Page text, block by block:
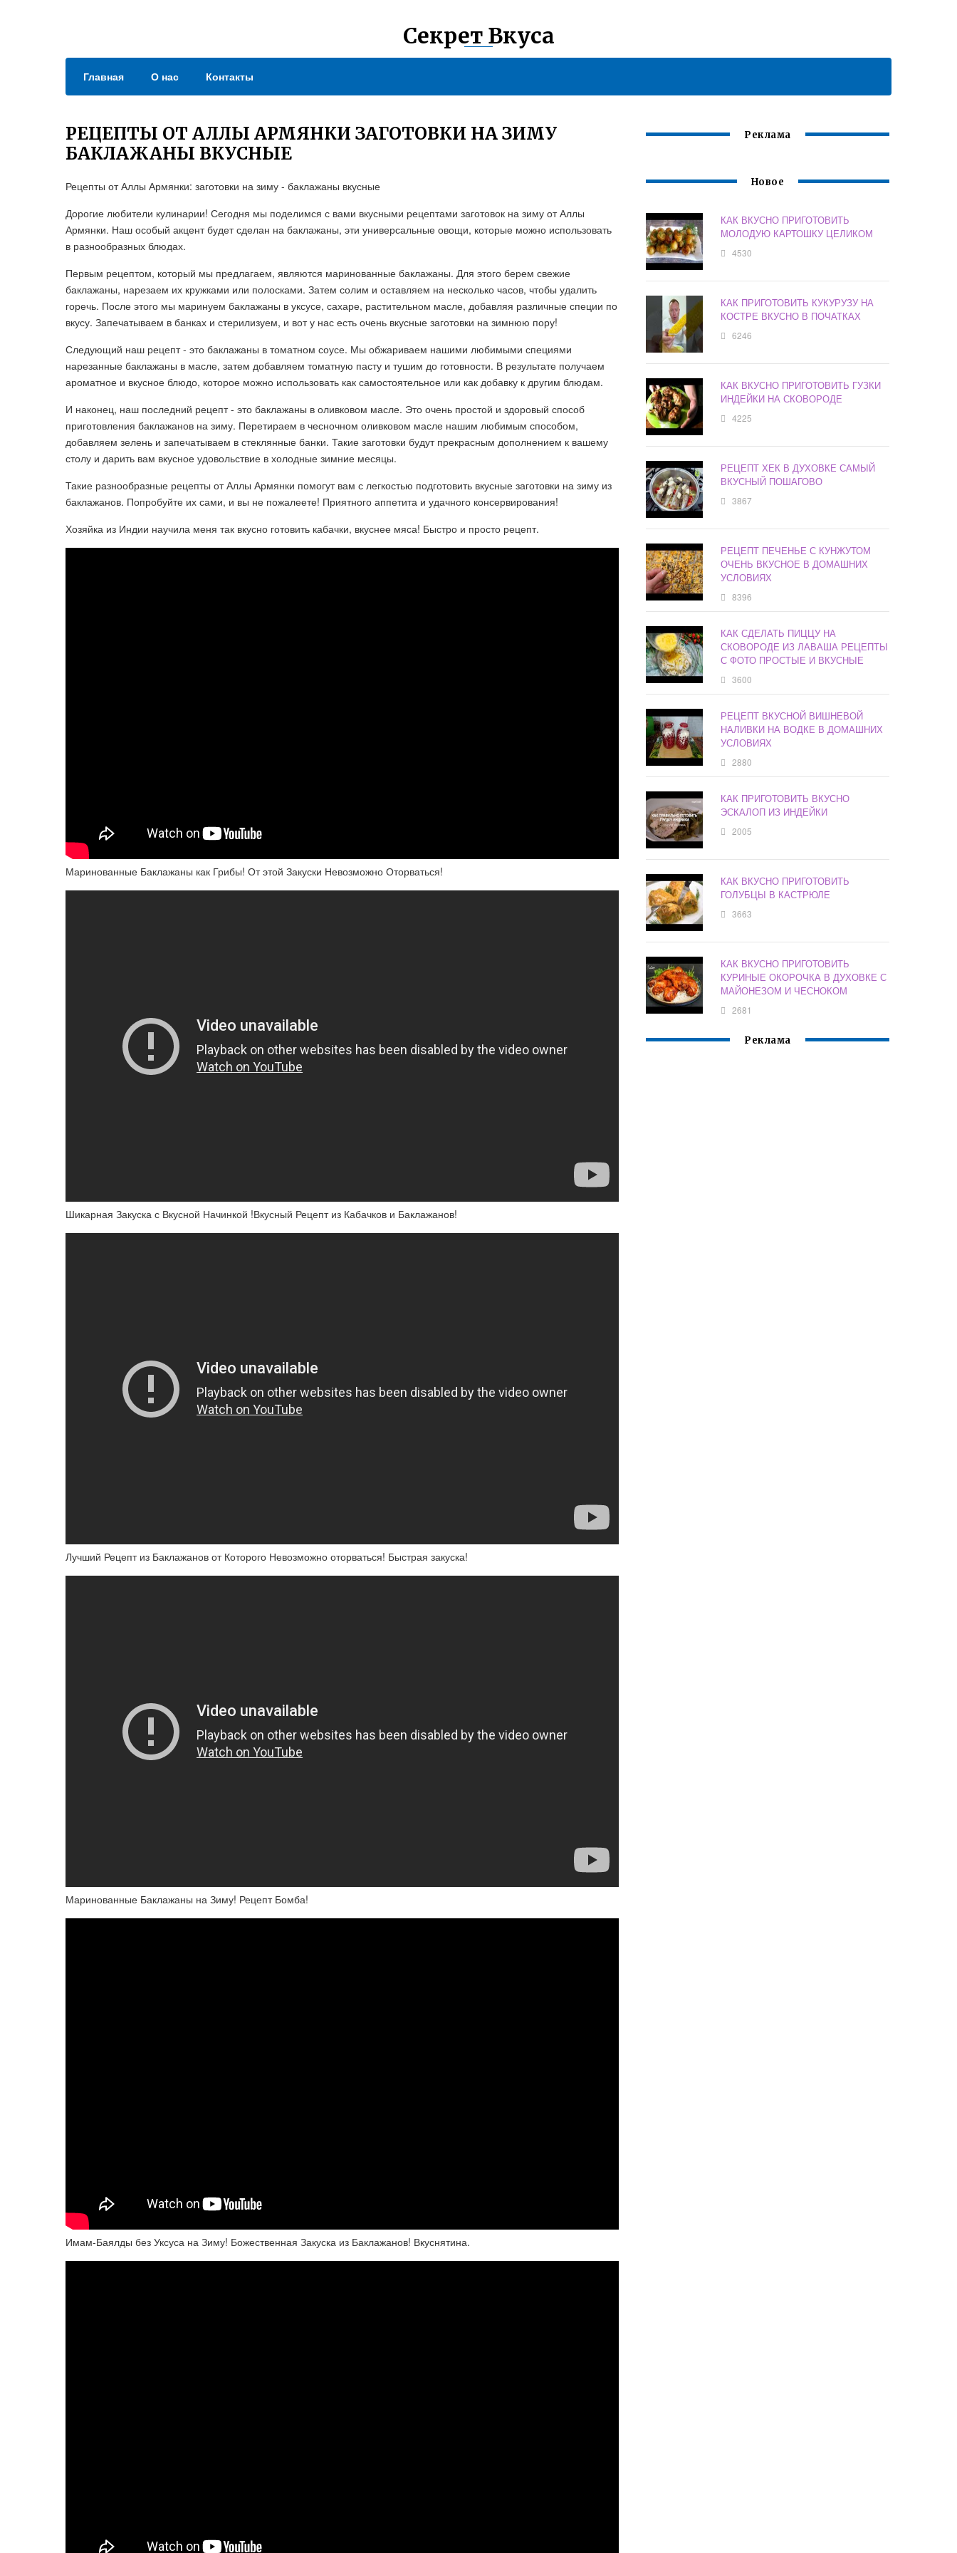
Секрет Вкуса
Главная О нас Контакты
РЕЦЕПТЫ ОТ АЛЛЫ АРМЯНКИ ЗАГОТОВКИ НА ЗИМУ
БАКЛАЖАНЫ ВКУСНЫЕ
Рецепты от Аллы Армянки: заготовки на зиму - баклажаны вкусные
Дорогие любители кулинарии! Сегодня мы поделимся с вами вкусными рецептами заготовок на зиму от Аллы
Армянки. Наш особый акцент будет сделан на баклажаны, эти универсальные овощи, которые можно использовать
в разнообразных блюдах.
Первым рецептом, который мы предлагаем, являются маринованные баклажаны. Для этого берем свежие
баклажаны, нарезаем их кружками или полосками. Затем солим и оставляем на несколько часов, чтобы удалить
горечь. После этого мы маринуем баклажаны в уксусе, сахаре, растительном масле, добавляя различные специи по
вкусу. Запечатываем в банках и стерилизуем, и вот у нас есть очень вкусные заготовки на зимнюю пору!
Следующий наш рецепт - это баклажаны в томатном соусе. Мы обжариваем нашими любимыми специями
нарезанные баклажаны в масле, затем добавляем томатную пасту и тушим до готовности. В результате получаем
ароматное и вкусное блюдо, которое можно использовать как самостоятельное или как добавку к другим блюдам.
И наконец, наш последний рецепт - это баклажаны в оливковом масле. Это очень простой и здоровый способ
приготовления баклажанов на зиму. Перетираем в чесночном оливковом масле нашим любимым способом,
добавляем зелень и запечатываем в стеклянные банки. Такие заготовки будут прекрасным дополнением к вашему
столу и дарить вам вкусное удовольствие в холодные зимние месяцы.
Такие разнообразные рецепты от Аллы Армянки помогут вам с легкостью подготовить вкусные заготовки на зиму из
баклажанов. Попробуйте их сами, и вы не пожалеете! Приятного аппетита и удачного консервирования!
Хозяйка из Индии научила меня так вкусно готовить кабачки, вкуснее мяса! Быстро и просто рецепт.
Маринованные Баклажаны как Грибы! От этой Закуски Невозможно Оторваться!
Шикарная Закуска с Вкусной Начинкой !Вкусный Рецепт из Кабачков и Баклажанов!
Лучший Рецепт из Баклажанов от Которого Невозможно оторваться! Быстрая закуска!
Маринованные Баклажаны на Зиму! Рецепт Бомба!
Имам-Баялды без Уксуса на Зиму! Божественная Закуска из Баклажанов! Вкуснятина.
Реклама
Новое
КАК ВКУСНО ПРИГОТОВИТЬ
МОЛОДУЮ КАРТОШКУ ЦЕЛИКОМ
4530
КАК ПРИГОТОВИТЬ КУКУРУЗУ НА
КОСТРЕ ВКУСНО В ПОЧАТКАХ
6246
КАК ВКУСНО ПРИГОТОВИТЬ ГУЗКИ
ИНДЕЙКИ НА СКОВОРОДЕ
4225
РЕЦЕПТ ХЕК В ДУХОВКЕ САМЫЙ
ВКУСНЫЙ ПОШАГОВО
3867
РЕЦЕПТ ПЕЧЕНЬЕ С КУНЖУТОМ
ОЧЕНЬ ВКУСНОЕ В ДОМАШНИХ
УСЛОВИЯХ
8396
КАК СДЕЛАТЬ ПИЦЦУ НА
СКОВОРОДЕ ИЗ ЛАВАША РЕЦЕПТЫ
С ФОТО ПРОСТЫЕ И ВКУСНЫЕ
3600
РЕЦЕПТ ВКУСНОЙ ВИШНЕВОЙ
НАЛИВКИ НА ВОДКЕ В ДОМАШНИХ
УСЛОВИЯХ
2880
КАК ПРИГОТОВИТЬ ВКУСНО
ЭСКАЛОП ИЗ ИНДЕЙКИ
2005
КАК ВКУСНО ПРИГОТОВИТЬ
ГОЛУБЦЫ В КАСТРЮЛЕ
3663
КАК ВКУСНО ПРИГОТОВИТЬ
КУРИНЫЕ ОКОРОЧКА В ДУХОВКЕ С
МАЙОНЕЗОМ И ЧЕСНОКОМ
2681
Реклама